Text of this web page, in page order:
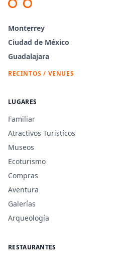
Monterrey
Ciudad de México
Guadalajara
RECINTOS / VENUES
LUGARES
Familiar
Atractivos Turistícos
Museos
Ecoturismo
Compras
Aventura
Galerías
Arqueología
RESTAURANTES